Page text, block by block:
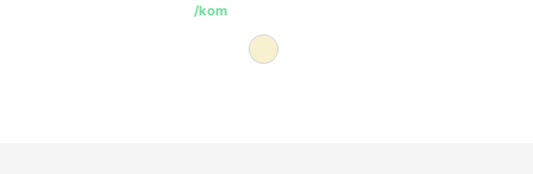
/kom
Prirodna